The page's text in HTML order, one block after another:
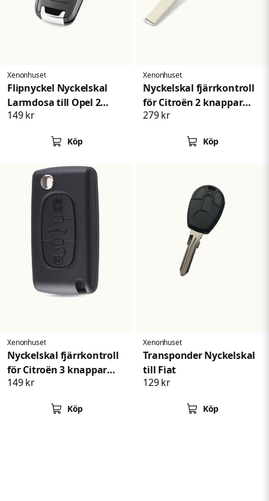
Xenonhuset
Flipnyckel Nyckelskal
Larmdosa till Opel 2
knappar
149 kr
Köp
Xenonhuset
Nyckelskal fjärrkontroll
för Citroën 2 knappar
bilnyckel
279 kr
Köp
Xenonhuset
Nyckelskal fjärrkontroll
för Citroën 3 knappar
bilnyckel C1 C2 C3 C4 C5
149 kr
Köp
Xenonhuset
Transponder Nyckelskal
till Fiat
129 kr
Köp